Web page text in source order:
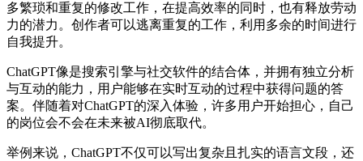
多繁琐和重复的修改工作，在提高效率的同时，也有释放劳动
力的潜力。创作者可以逃离重复的工作，利用多余的时间进行
自我提升。
ChatGPT像是搜索引擎与社交软件的结合体，并拥有独立分析
与互动的能力，用户能够在实时互动的过程中获得问题的答
案。伴随着对ChatGPT的深入体验，许多用户开始担心，自己
的岗位会不会在未来被AI彻底取代。
举例来说，ChatGPT不仅可以写出复杂且扎实的语言文段，还